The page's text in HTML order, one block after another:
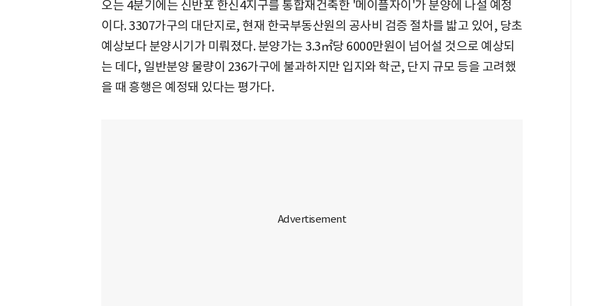
오는 4분기에는 신반포 한신4지구를 통합재건축한 '메이플자이'가 분양에 나설 예정
이다. 3307가구의 대단지로, 현재 한국부동산원의 공사비 검증 절차를 밟고 있어, 당초
예상보다 분양시기가 미뤄졌다. 분양가는 3.3㎡당 6000만원이 넘어설 것으로 예상되
는 데다, 일반분양 물량이 236가구에 불과하지만 입지와 학군, 단지 규모 등을 고려했
을 때 흥행은 예정돼 있다는 평가다.